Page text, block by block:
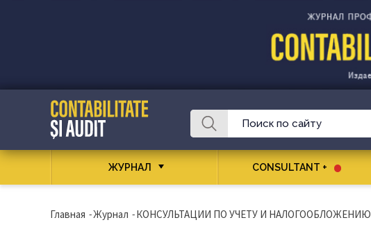
ЖУРНАЛ CONSULTANT +
Главная -Журнал -КОНСУЛЬТАЦИИ ПО УЧЕТУ И НАЛОГООБЛОЖЕНИЮ